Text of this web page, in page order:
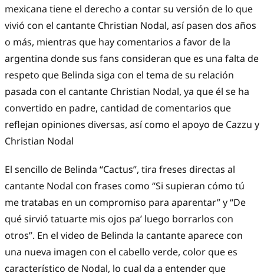
mexicana tiene el derecho a contar su versión de lo que
vivió con el cantante Christian Nodal, así pasen dos años
o más, mientras que hay comentarios a favor de la
argentina donde sus fans consideran que es una falta de
respeto que Belinda siga con el tema de su relación
pasada con el cantante Christian Nodal, ya que él se ha
convertido en padre, cantidad de comentarios que
reflejan opiniones diversas, así como el apoyo de Cazzu y
Christian Nodal
El sencillo de Belinda “Cactus”, tira freses directas al
cantante Nodal con frases como “Si supieran cómo tú
me tratabas en un compromiso para aparentar” y “De
qué sirvió tatuarte mis ojos pa’ luego borrarlos con
otros”. En el video de Belinda la cantante aparece con
una nueva imagen con el cabello verde, color que es
característico de Nodal, lo cual da a entender que